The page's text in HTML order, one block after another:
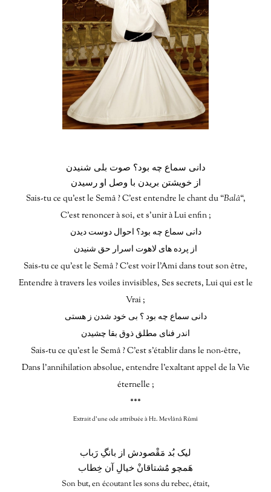
دانی سماع چه بود؟ صوت بلی شنیدن
از خویشتن بریدن با وصل او رسیدن
Sais-tu ce qu’est le Semâ ? C’est entendre le chant du “Balâ“,
C’est renoncer à soi, et s’unir à Lui enfin ;
دانی سماع چه بود؟ احوال دوست دیدن
از پرده های لاهوت اسرار حق شنیدن
Sais-tu ce qu’est le Semâ ? C’est voir l’Ami dans tout son être,
Entendre à travers les voiles invisibles, Ses secrets, Lui qui est le
Vrai ;
دانی سماع چه بود ؟ بی خود شدن ز هستی
اندر فنای مطلق ذوق بقا چشیدن
Sais-tu ce qu’est le Semâ ? C’est s’établir dans le non-être,
Dans l’annihilation absolue, entendre l’exaltant appel de la Vie
éternelle ;
***
Extrait d’une ode attribuée à Hz. Mevlânâ Rûmî
لیک بُد مَقْصودش از بانگِ رَباب
هَمچو مُشتاقانْ خیالِ آن خِطاب
Son but, en écoutant les sons du rebec, était,